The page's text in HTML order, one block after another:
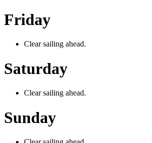
Friday
Clear sailing ahead.
Saturday
Clear sailing ahead.
Sunday